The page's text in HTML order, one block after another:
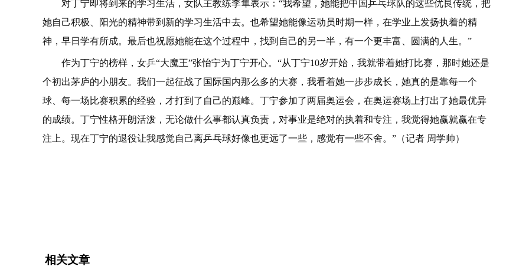
对丁宁即将到来的学习生活，女队主教练李隼表示：“我希望，她能把中国乒乓球队的这些优良传统，把
她自己积极、阳光的精神带到新的学习生活中去。也希望她能像运动员时期一样，在学业上发扬执着的精
神 ，早日学有所成。最后也祝愿她能在这个过程中，找到自己的另一半，有一个更丰富、圆满的人生。”
作为丁宁的榜样，女乒“大魔王”张怡宁为丁宁开心。“从丁宁10岁开始，我就带着她打比赛，那时她还是
个初出茅庐的小朋友。我们一起征战了国际国内那么多的大赛，我看着她一步步成长，她真的是靠每一个
球、每一场比赛积累的经验，才打到了自己的巅峰。丁宁参加了两届奥运会，在奥运赛场上打出了她最优异
的成绩。丁宁性格开朗活泼，无论做什么事都认真负责，对事业是绝对的执着和专注，我觉得她赢就赢在专
注上。现在丁宁的退役让我感觉自己离乒乓球好像也更远了一些，感觉有一些不舍。”（记者 周学帅）
相关文章